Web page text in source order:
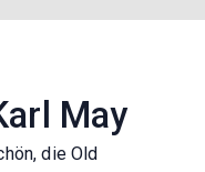
May
die Old